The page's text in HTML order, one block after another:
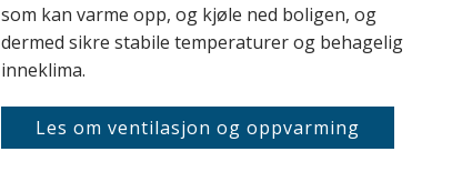
som kan varme opp, og kjøle ned boligen, og
dermed sikre stabile temperaturer og behagelig
inneklima.
Les om ventilasjon og oppvarming